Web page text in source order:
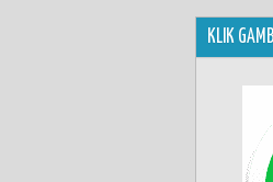
KLIK